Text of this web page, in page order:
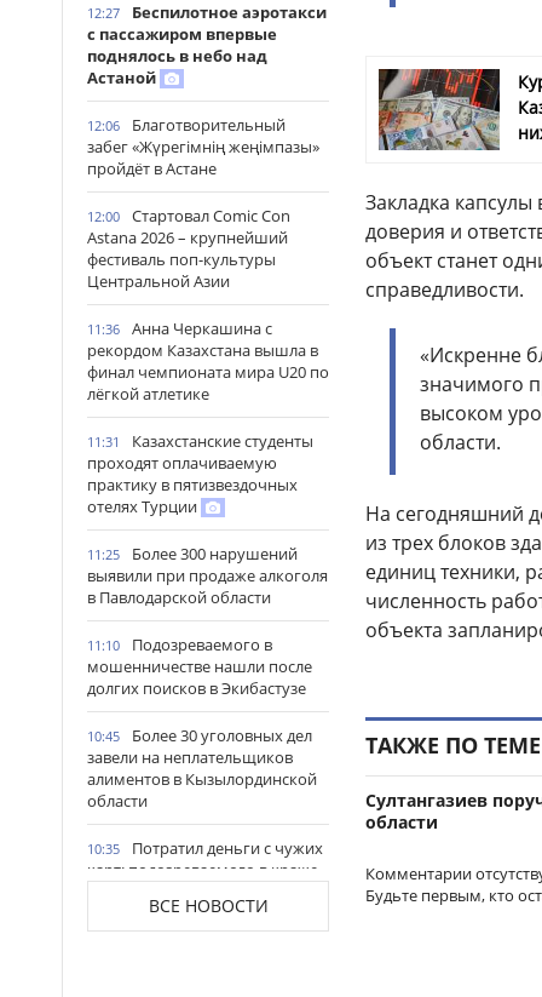
12:27
Беспилотное аэротакси
с пассажиром впервые
поднялось в небо над
Астаной
12:06
Благотворительный
забег «Жүрегімнің жеңімпазы»
пройдёт в Астане
12:00
Стартовал Comic Con
Astana 2026 – крупнейший
фестиваль поп-культуры
Центральной Азии
11:36
Анна Черкашина с
рекордом Казахстана вышла в
финал чемпионата мира U20 по
лёгкой атлетике
11:31
Казахстанские студенты
проходят оплачиваемую
практику в пятизвездочных
отелях Турции
11:25
Более 300 нарушений
выявили при продаже алкоголя
в Павлодарской области
11:10
Подозреваемого в
мошенничестве нашли после
долгих поисков в Экибастузе
10:45
Более 30 уголовных дел
завели на неплательщиков
алиментов в Кызылординской
области
10:35
Потратил деньги с чужих
карт: подозреваемого в краже
КарагандеВСЕ НОВОСТИ
Закладка
доверия и
объект станет
справедливости.
«Искренне
значимого
высоком
области.
На сегодняшний
из трех блоков
единиц техники,
численность
объекта
ТАКЖЕ ПО ТЕМЕ
Султангазиев
области
Комментарии
Будьте первым, кто